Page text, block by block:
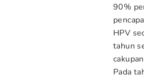
90%
HPV
tahun
Pada